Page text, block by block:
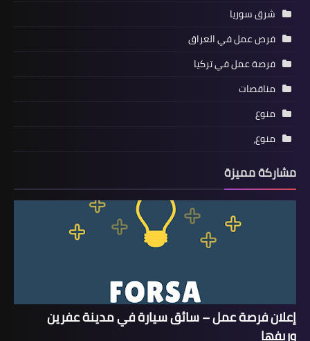
شرق سوريا
فرص عمل في العراق
فرصة عمل في تركيا
مناقصات
منوع
منوع،
مشاركة مميزة
إعلان فرصة عمل – سائق سيارة في مدينة عفرين
وريفها